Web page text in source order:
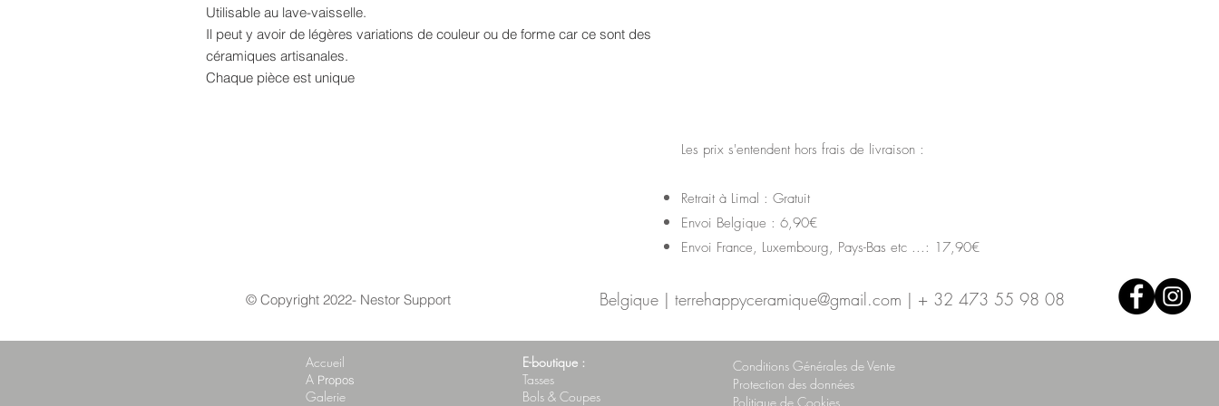
Utilisable au lave-vaisselle.
Il peut y avoir de légères variations de couleur ou de forme car ce sont des
céramiques artisanales.
Chaque pièce est unique
Les prix s'entendent hors frais de livraison :
Retrait à Limal : Gratuit
Envoi Belgique : 6,90€
Envoi France, Luxembourg, Pays-Bas etc ...: 17,90€
© Copyright 2022- Nestor Support Belgique | terrehappyceramique@gmail.com | + 32 473 55 98 08
Accueil
A Propos
Galerie
E-boutique :
Tasses
Bols & Coupes
Conditions Générales de Vente
Protection des données
Politique de Cookies